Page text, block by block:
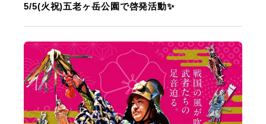
5/5(火祝)五老ヶ岳公園で啓発活動✨